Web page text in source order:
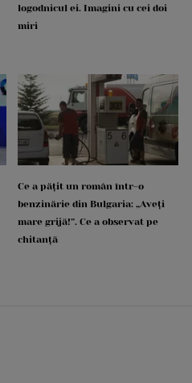
logodnicul ei. Imagini cu cei doi
miri
Ce a pățit un român într-o
benzinărie din Bulgaria: „Aveți
mare grijă!”. Ce a observat pe
chitanță